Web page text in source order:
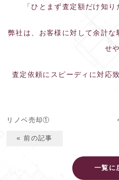
「ひとまず査定額だけ知
弊社は、お客様に対して余計
せや
査定依頼にスピーディに対応
リノベ売却①
« 前の記事
一覧に